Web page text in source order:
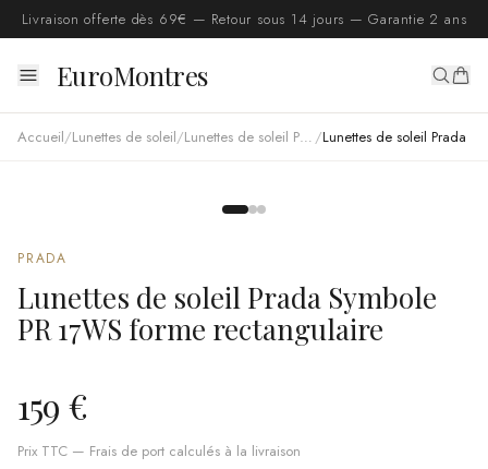
Livraison offerte dès 69€ — Retour sous 14 jours — Garantie 2 ans
EuroMontres
Accueil/Lunettes de soleil/ Lunettes de soleil Prada /
PRADA
Lunettes de soleil Prada Symbole
PR 17WS forme rectangulaire
159 €
Prix TTC — Frais de port calculés à la livraison